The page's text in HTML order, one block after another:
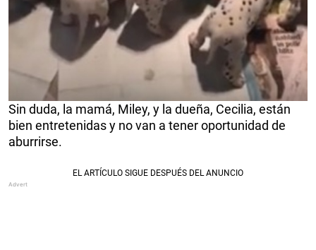
Sin duda, la mamá, Miley, y la dueña, Cecilia, están
bien entretenidas y no van a tener oportunidad de
aburrirse.